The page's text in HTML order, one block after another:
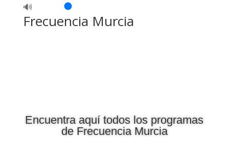
🔊
Frecuencia Murcia
Encuentra aquí todos los programas
de Frecuencia Murcia